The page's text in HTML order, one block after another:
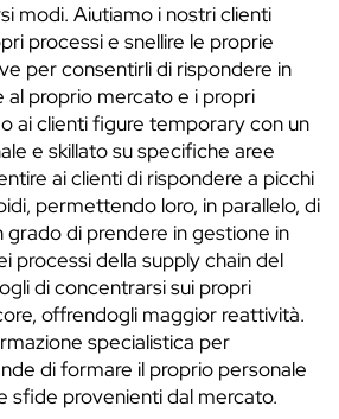
modi. Aiutiamo i nostri clienti
processi e snellire le proprie
per consentirli di rispondere in
al proprio mercato e i propri
ai clienti figure temporary con un
e skillato su specifiche aree
ai clienti di rispondere a picchi
permettendo loro, in parallelo, di
grado di prendere in gestione in
processi della supply chain del
di concentrarsi sui propri
offrendogli maggior reattività.
specialistica per
di formare il proprio personale
sfide provenienti dal mercato.